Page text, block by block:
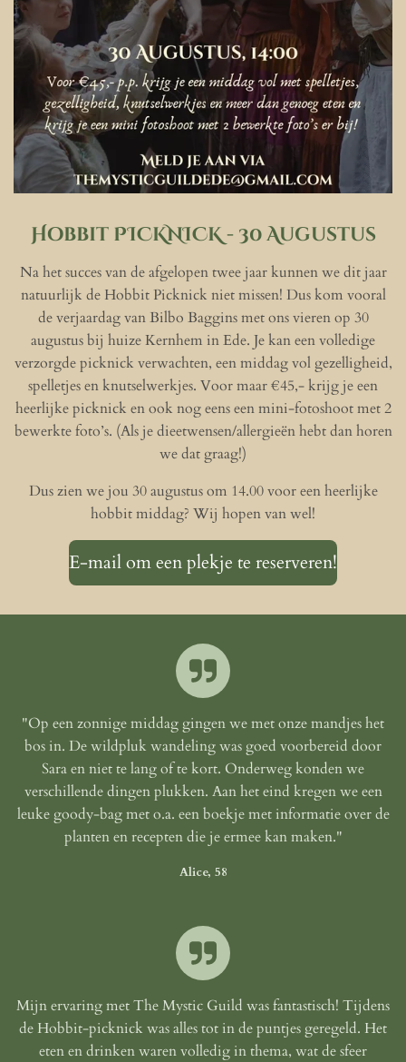
Hobbit PICKNICK - 30 Augustus
Na het succes van de afgelopen twee jaar kunnen we dit jaar
natuurlijk de Hobbit Picknick niet missen! Dus kom vooral
de verjaardag van Bilbo Baggins met ons vieren op 30
augustus bij huize Kernhem in Ede. Je kan een volledige
verzorgde picknick verwachten, een middag vol gezelligheid,
spelletjes en knutselwerkjes. Voor maar €45,- krijg je een
heerlijke picknick en ook nog eens een mini-fotoshoot met 2
bewerkte foto’s. (Als je dieetwensen/allergieën hebt dan horen
we dat graag!)
Dus zien we jou 30 augustus om 14.00 voor een heerlijke
hobbit middag? Wij hopen van wel!
E-mail om een plekje te reserveren!
"Op een zonnige middag gingen we met onze mandjes het
bos in. De wildpluk wandeling was goed voorbereid door
Sara en niet te lang of te kort. Onderweg konden we
verschillende dingen plukken. Aan het eind kregen we een
leuke goody-bag met o.a. een boekje met informatie over de
planten en recepten die je ermee kan maken."
Alice, 58
Mijn ervaring met The Mystic Guild was fantastisch! Tijdens
de Hobbit-picknick was alles tot in de puntjes geregeld. Het
eten en drinken waren volledig in thema, wat de sfeer